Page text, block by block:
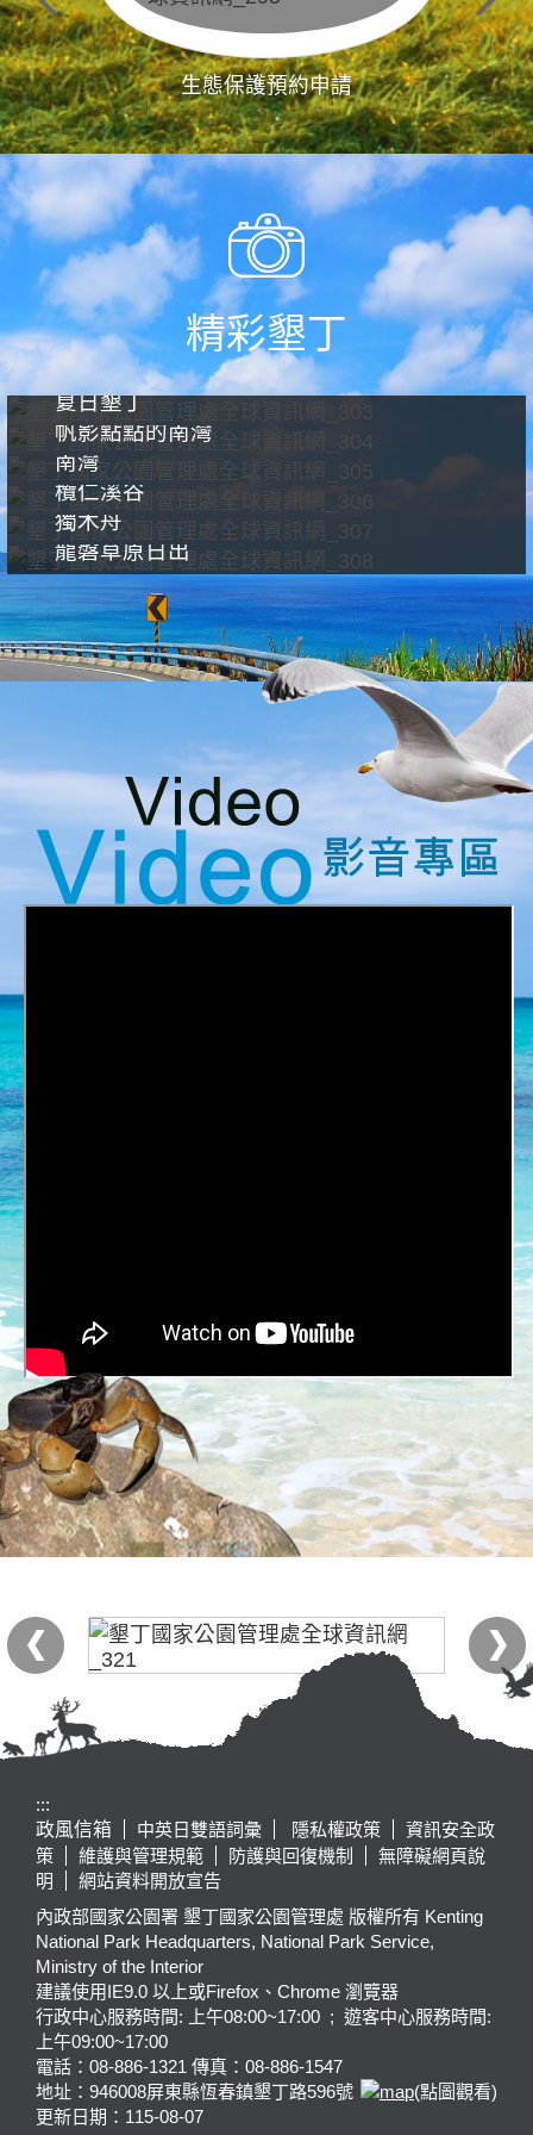
生態保護預約申請
精彩墾丁
夏日墾丁
帆影點點的南灣
南灣
欖仁溪谷
獨木舟
龍磐草原日出
:::
政風信箱
中英日雙語詞彙 隱私權政策
資訊安全政
策
維護與管理規範 防護與回復機制
無障礙網頁說
明
網站資料開放宣告
內政部國家公園署 墾丁國家公園管理處 版權所有 Kenting
National Park Headquarters, National Park Service,
Ministry of the Interior
建議使用IE9.0 以上或Firefox、Chrome 瀏覽器
行政中心服務時間: 上午08:00~17:00 ; 遊客中心服務時間:
上午09:00~17:00
電話：08-886-1321 傳真：08-886-1547
地址：946008屏東縣恆春鎮墾丁路596號
(點圖觀看)
更新日期： 115-08-07